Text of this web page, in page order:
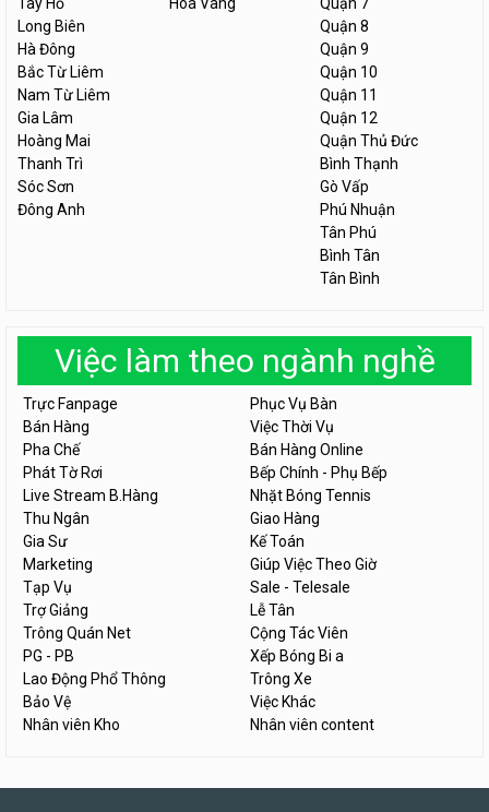
Long Biên
Hà Đông
Bắc Từ Liêm
Nam Từ Liêm
Gia Lâm
Hoàng Mai
Thanh Trì
Sóc Sơn
Đông Anh
Quận 8
Quận 9
Quận 10
Quận 11
Quận 12
Quận Thủ Đức
Bình Thạnh
Gò Vấp
Phú Nhuận
Tân Phú
Bình Tân
Tân Bình
Việc làm theo ngành nghề
Trực Fanpage
Phục Vụ Bàn
Bán Hàng
Việc Thời Vụ
Pha Chế
Bán Hàng Online
Phát Tờ Rơi
Bếp Chính - Phụ Bếp
Live Stream B.Hàng
Nhặt Bóng Tennis
Thu Ngân
Giao Hàng
Gia Sư
Kế Toán
Marketing
Giúp Việc Theo Giờ
Tạp Vụ
Sale - Telesale
Trợ Giảng
Lễ Tân
Trông Quán Net
Cộng Tác Viên
PG - PB
Xếp Bóng Bi a
Lao Động Phổ Thông
Trông Xe
Bảo Vệ
Việc Khác
Nhân viên Kho
Nhân viên content